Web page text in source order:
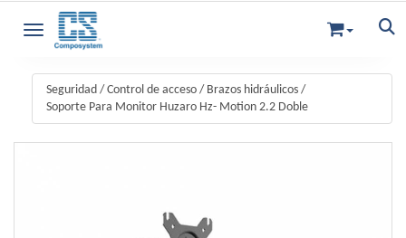
Toggle navigation
Seguridad / Control de acceso / Brazos hidráulicos /
Soporte Para Monitor Huzaro Hz- Motion 2.2 Doble